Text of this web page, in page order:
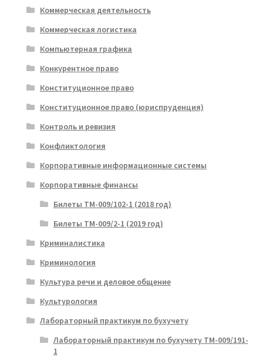
Коммерческая деятельность
Коммерческая логистика
Компьютерная графика
Конкурентное право
Конституционное право
Конституционное право (юриспруденция)
Контроль и ревизия
Конфликтология
Корпоративные информационные системы
Корпоративные финансы
Билеты ТМ-009/102-1 (2018 год)
Билеты ТМ-009/2-1 (2019 год)
Криминалистика
Криминология
Культура речи и деловое общение
Культурология
Лабораторный практикум по бухучету
Лабораторный практикум по бухучету ТМ-009/191-
1